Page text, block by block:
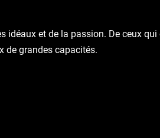
idéaux et de la passion. De ceux
de grandes capacités.